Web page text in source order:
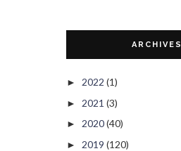
ARCHIVES
► 2022 (1)
► 2021 (3)
► 2020(40)
► 2019 (120)